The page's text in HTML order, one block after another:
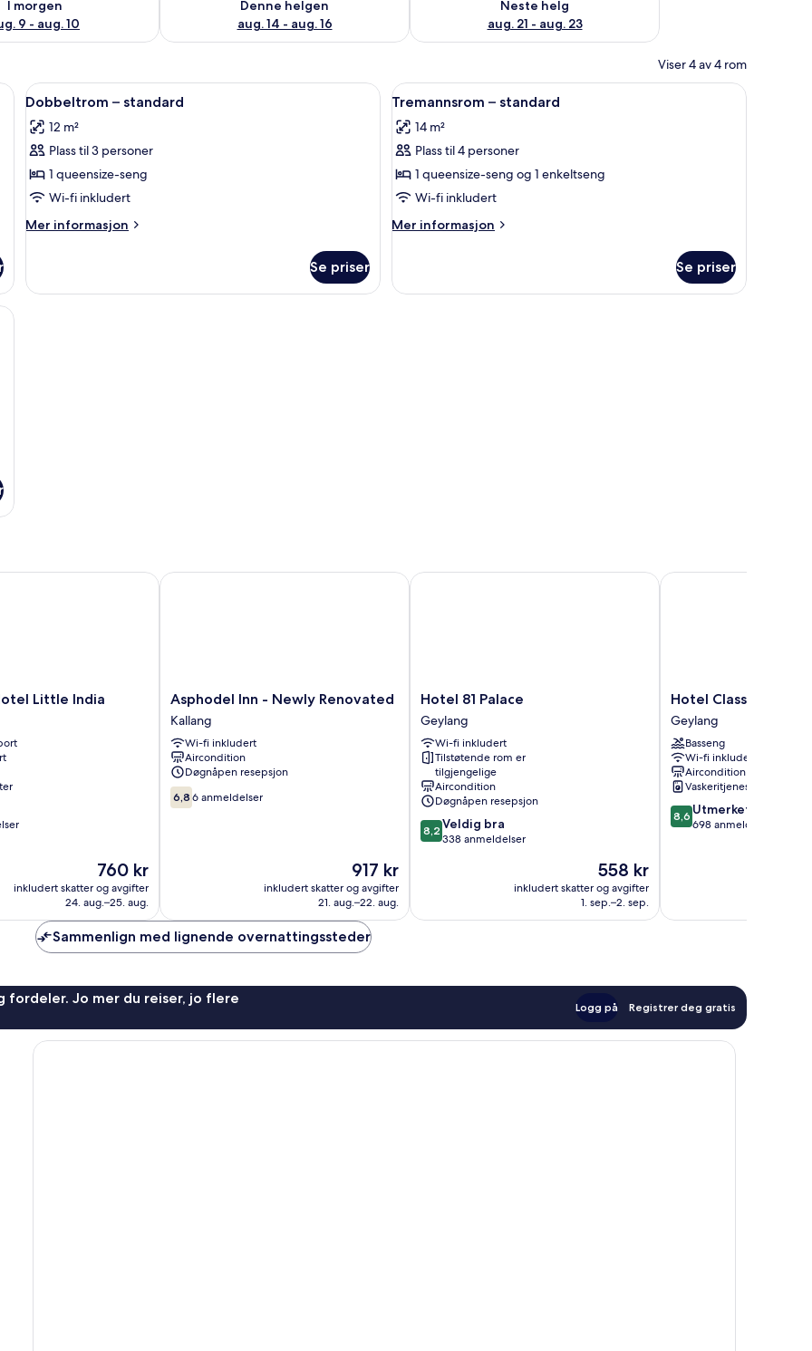
I morgen
9 - aug. 10
Denne helgen
aug. 14 - aug. 16
Neste helg
aug. 21 - aug. 23
Viser 4 av 4 rom
brett, wi-fi (inkludert) og sengetøy
Åpne
alle
bildene
av
Dobbeltrom
–
standard
Dobbeltrom – standard | Strykejern/-brett, wi-fi (inkludert) og sengetøy
5
Dobbeltrom – standard
12 m²
Plass til 3 personer
1 queensize-seng
Wi-fi inkludert
Mer informasjon
Mer
–
Se priser
Åpne
alle
bildene
av
Tremannsrom
–
standard
Strykejern/-brett, wi-fi (inkludert) og
4
Tremannsrom – standard
14 m²
Plass til 4 personer
1 queensize-seng og 1 enkeltseng
Wi-fi inkludert
Mer informasjon
Mer
–
Se priser
og sengetøy
Little India
Prisen
er
760 kr
760 kr
inkludert skatter og avgifter
24. aug.–25. aug.
Little India
Asphodel
Inn
-
Newly
Renovated
Kallang
Asphodel Inn - Newly Renovated
Kallang
Wi-fi inkludert
Aircondition
Døgnåpen resepsjon
6.8
av
6,8 6 anmeldelser
Prisen
er
917 kr
917 kr
inkludert skatter og avgifter
21. aug.–22. aug.
Asphodel Inn - Newly Renovated
Hotel
81
Palace
Geylang
Hotel 81 Palace
Geylang
Wi-fi inkludert
Tilstøtende rom er
tilgjengelige
Aircondition
Døgnåpen resepsjon
8.2
av
anmeldelser
8,2 Veldig bra
338 anmeldelser
Prisen
er
558 kr
558 kr
inkludert skatter og avgifter
1. sep.–2. sep.
Hotel 81 Palace
Hotel
Classic
by
Venue
Geylang
Hotel Classic by
Geylang
Basseng
Wi-fi inkludert
Aircondition
Vaskeritjenester
8.6
av
8,6 Utmerket
698 anmeldelser
Hotel Classic by Venue
Sammenlign med lignende overnattingssteder
fordeler. Jo mer du reiser, jo flere
Logg på Registrer deg gratis